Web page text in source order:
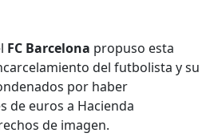
FC Barcelona propuso esta
del futbolista y su
por haber
de euros a Hacienda
de imagen.